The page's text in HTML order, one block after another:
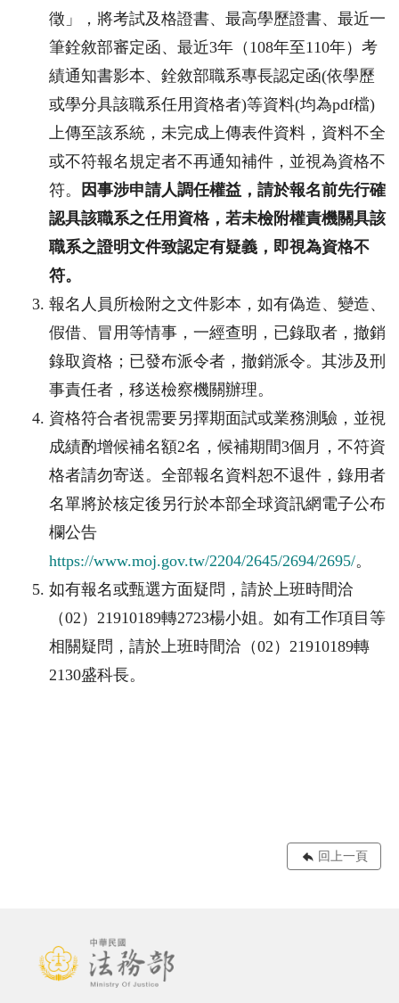
徵」，將考試及格證書、最高學歷證書、最近一
筆銓敘部審定函、最近3年（ 108年至110年）考
績通知書影本、銓敘部職系專長認定函(依學歷
或學分具該職系任用資格者)等資料(均為pdf檔)
上傳至該系統，未完成上傳表件資料，資料不全
或不符報名規定者不再通知補件，並視為資格不
符。
因事涉申請人調任權益，請於報名前先行確
認具該職系之任用資格，若未檢附權責機關具該
職系之證明文件致認定有疑義，即視為資格不
符。
報名人員所檢附之文件影本，如有偽造、變造、
假借、冒用等情事，一經查明，已錄取者，撤銷
錄取資格；已發布派令者，撤銷派令。其涉及刑
事責任者，移送檢察機關辦理。
資格符合者視需要另擇期面試或業務測驗，並視
成績酌增候補名額2名，候補期間3個月，不符資
格者請勿寄送。全部報名資料恕不退件，錄用者
名單將於核定後另行於本部全球資訊網電子公布
欄公告
https://www.moj.gov.tw/2204/2645/2694/2695/。
如有報名或甄選方面疑問，請於上班時間洽
（02 ） 21910189轉2723楊小姐。如有工作項目等
相關疑問，請於上班時間洽（02 ） 21910189轉
2130盛科長。
回上一頁